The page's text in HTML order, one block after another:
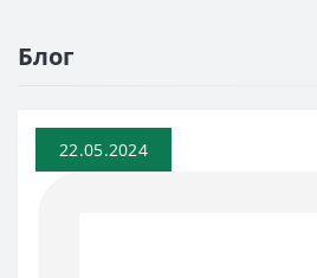
Блог
22.05.2024